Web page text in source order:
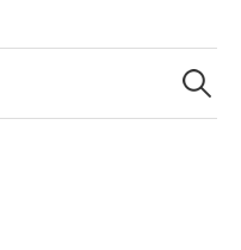
検
索: